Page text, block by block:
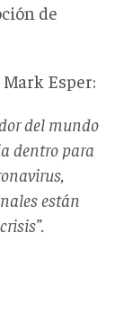
de
Esper:
del mundo
dentro para
están